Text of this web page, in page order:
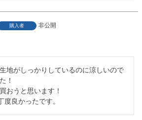
購入者
非公開
地がしっかりしているのに涼しいので
！
おうと思います！
良かったです。